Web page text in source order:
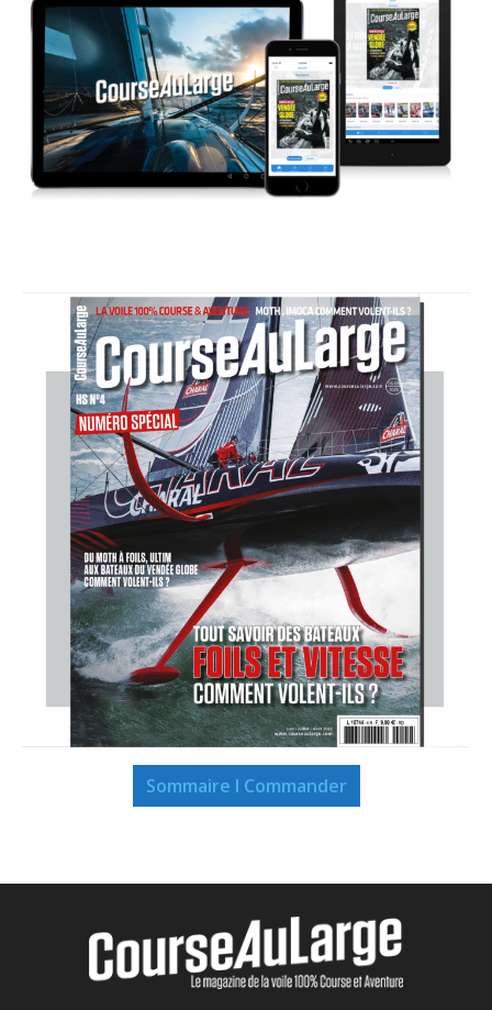
Sommaire I Commander